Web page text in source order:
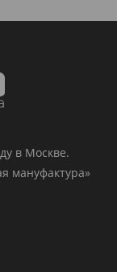
в Москве.
мануфактура»